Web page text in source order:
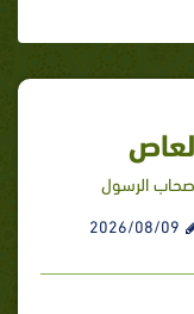
الرسول
2026/08/09